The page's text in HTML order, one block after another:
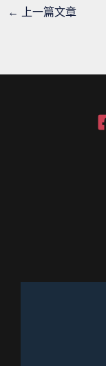
← 上一篇文章